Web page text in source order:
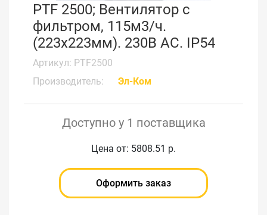
PTF 2500; Вентилятор с
фильтром, 115м3/ч.
(223x223мм). 230В АС. IP54
Артикул: PTF2500
Производитель:
Эл-Ком
Доступно у 1 поставщика
Цена от: 5808.51 р.
Оформить заказ